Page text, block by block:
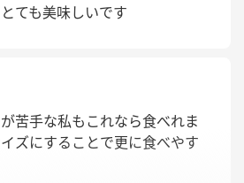
ても美味しいです
苦手な私もこれなら食べれま
ズにすることで更に食べやす